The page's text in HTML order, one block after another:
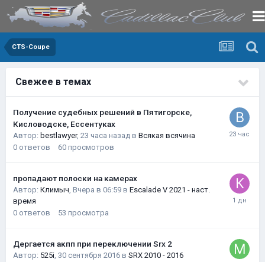
CTS-Coupe
Свежее в темах
Получение судебных решений в Пятигорске,
Кисловодске, Ессентуках
Автор: bestlawyer, 23 часа назад в Всякая всячина
0 ответов 60 просмотров
пропадают полоски на камерах
Автор: Климыч, Вчера в 06:59 в Escalade V 2021 - наст.
время
0 ответов 53 просмотра
Дергается акпп при переключении Srx 2
Автор: 525i, 30 сентября 2016 в SRX 2010 - 2016